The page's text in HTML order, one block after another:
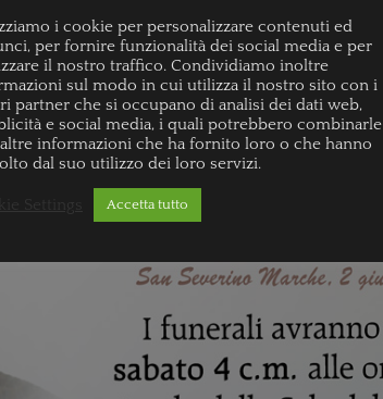
i cookie per personalizzare contenuti ed
per fornire funzionalità dei social media e per
il nostro traffico. Condividiamo inoltre
sul modo in cui utilizza il nostro sito con i
partner che si occupano di analisi dei dati web,
e social media, i quali potrebbero combinarle
informazioni che ha fornito loro o che hanno
dal suo utilizzo dei loro servizi.
Accetta tutto